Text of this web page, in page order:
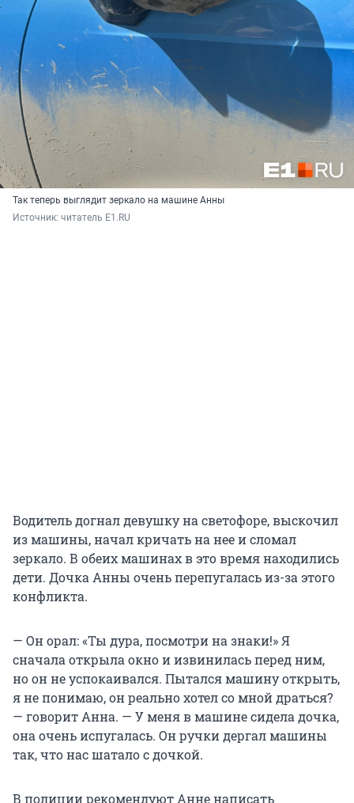
Так теперь выглядит зеркало на машине Анны
Источник: читатель E1.RU
Водитель догнал девушку на светофоре, выскочил
из машины, начал кричать на нее и сломал
зеркало. В обеих машинах в это время находились
дети. Дочка Анны очень перепугалась из-за этого
конфликта.
— Он орал: «Ты дура, посмотри на знаки!» Я
сначала открыла окно и извинилась перед ним,
но он не успокаивался. Пытался машину открыть,
я не понимаю, он реально хотел со мной драться?
— говорит Анна. — У меня в машине сидела дочка,
она очень испугалась. Он ручки дергал машины
так, что нас шатало с дочкой.
В полиции рекомендуют Анне написать